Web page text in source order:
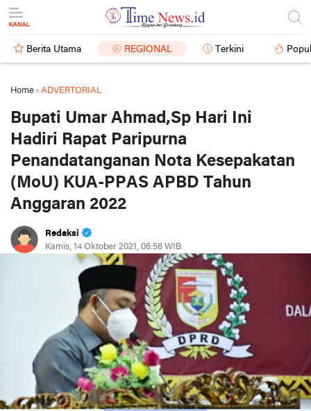
Berita Utama REGIONAL Terkini
Home › ADVERTORIAL
Bupati Umar Ahmad,Sp Hari Ini
Hadiri Rapat Paripurna
Penandatanganan Nota Kesepakatan
(MoU) KUA-PPAS APBD Tahun
Anggaran 2022
Redaksi
Kamis, 14 Oktober 2021, 06:58 WIB